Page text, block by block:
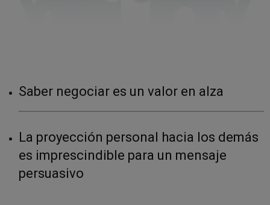
Saber negociar es un valor en alza
La proyección personal hacia los demás
es imprescindible para un mensaje
persuasivo